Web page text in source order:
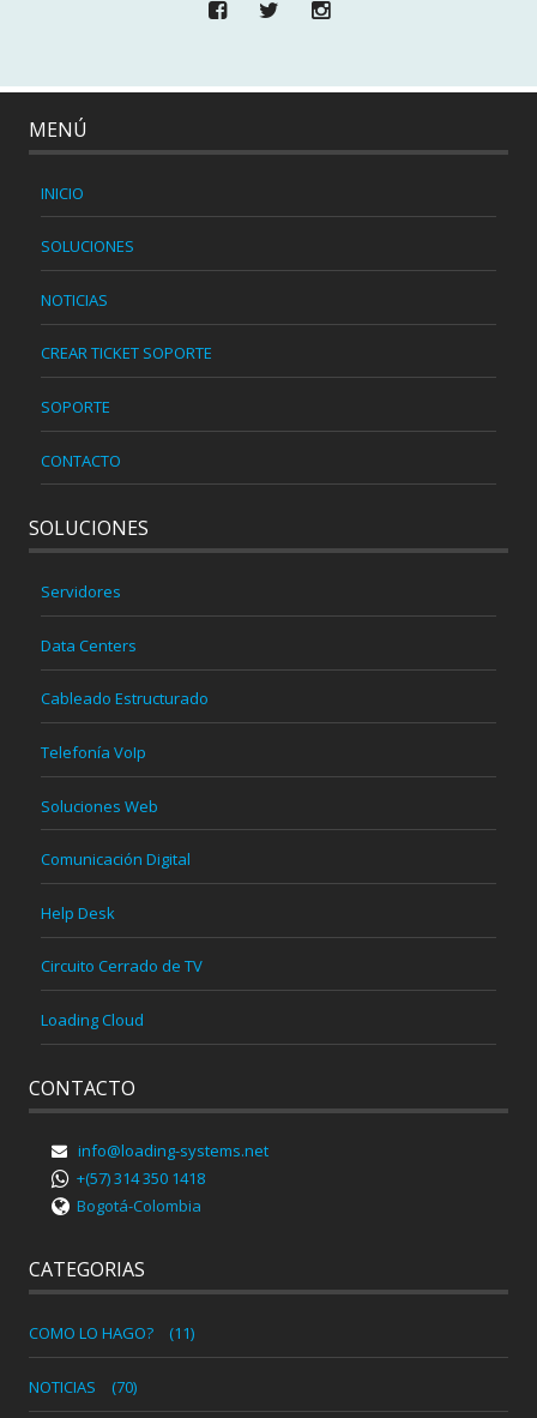
MENÚ
INICIO
SOLUCIONES
NOTICIAS
CREAR TICKET SOPORTE
SOPORTE
CONTACTO
SOLUCIONES
Servidores
Data Centers
Cableado Estructurado
Telefonía VoIp
Soluciones Web
Comunicación Digital
Help Desk
Circuito Cerrado de TV
Loading Cloud
CONTACTO
info@loading-systems.net
+(57) 314 350 1418
Bogotá-Colombia
CATEGORIAS
COMO LO HAGO? (11)
NOTICIAS (70)